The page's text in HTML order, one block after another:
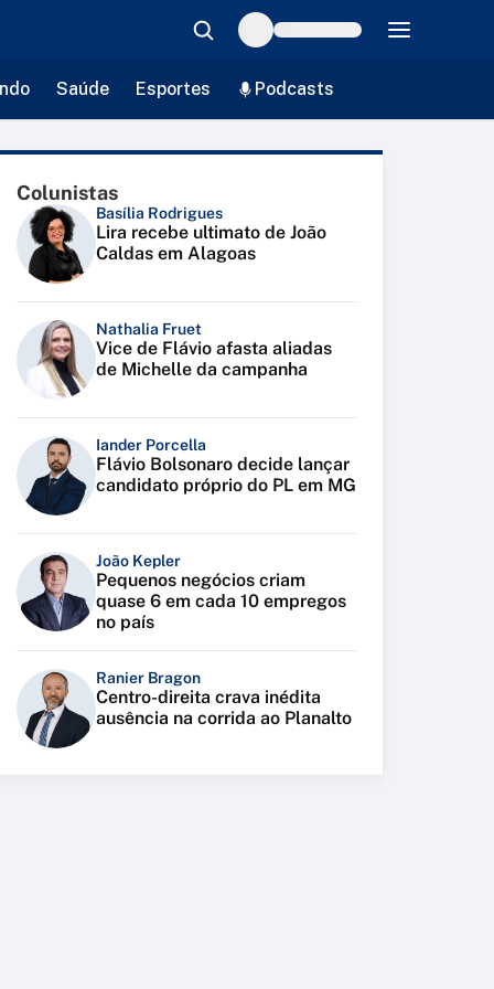
Saúde Esportes Podcasts
Colunistas
Basília Rodrigues
Lira recebe ultimato de João
Caldas em Alagoas
Nathalia Fruet
Vice de Flávio afasta aliadas
de Michelle da campanha
Iander Porcella
Flávio Bolsonaro decide lançar
candidato próprio do PL em MG
João Kepler
Pequenos negócios criam
quase 6 em cada 10 empregos
no país
Ranier Bragon
Centro-direita crava inédita
ausência na corrida ao Planalto